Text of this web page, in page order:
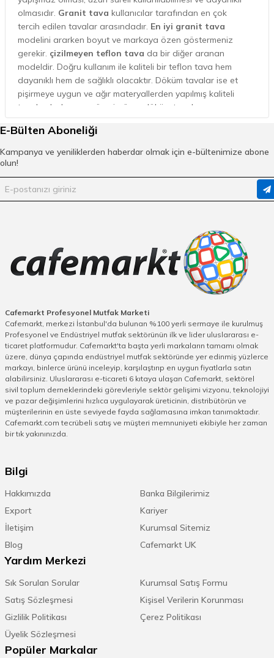
olmasıdır. Granit tava kullanıcılar tarafından en çok
tercih edilen tavalar arasındadır. En iyi granit tava
modelini ararken boyut ve markaya özen göstermeniz
gerekir. çizilmeyen teflon tava da bir diğer aranan
modeldir. Doğru kullanım ile kaliteli bir teflon tava hem
dayanıklı hem de sağlıklı olacaktır. Döküm tavalar ise et
pişirmeye uygun ve ağır materyallerden yapılmış kaliteli
tavalardır. Izgara görevi gören döküm tavalar
sayesinde yavaş ve lezzetli pişirme yapabilirsiniz.En iyi
döküm tavamarkalarını sitemizi inceleyerek
keşfedebilirsiniz. Wok tavalar da özellikle endüstriyel
derinlikleri sayesinde içerisindeki tüm ürünleri eşit ve hızlı
bir şekilde pişirir. Sürekli karıştırma ve tava sallama ile
eşit derecede pişmiş karışımlar elde edebilirsiniz.En iyi
Tavaların Kullanım Alanları
ürünlerin ideal pişebilmesi için uygun tava ve
tencere kullanmak gerekir. Kızartma, et,
tavalarda pişirmek gerekebilir. örnek olarak
patates kızartma tavasıdiğerlerinden
farklıdır. Kızartma tavası nasıl olmalı
sorusu en çok sorulan sorulardandır.
İçerisindeki tel sayesinde kızarmış
ürünlerinizi rahatlıkla tabağa alabilirsiniz.
Kızartma tavaları derin tavalardır.Krep ve
omlet tavasıda tam aksine alçak ve küçük
tavalardır. Yanmaz ve yapışmaz
tava yumurtaya eşsiz bir tat verir. En iyi
bakır tava markasını ararken kendi
standartlarınızı da göz önünde
bulundurarak seçim yapmanız gerekir.
Yanmaz yapışmaz tava önerisi almak için
811 12 23 no'lu telefondan ulaşabilirsiniz.
3'lü tava seti gibi ürünler diğerlerine oranla
daha uygun fiyatla satılmaktadır. En kaliteli
E-Bülten Aboneliği
Kampanya ve yeniliklerden haberdar olmak için e-bültenimize abone
olun!
Cafemarkt Profesyonel Mutfak Marketi
Cafemarkt, merkezi İstanbul'da bulunan %100 yerli sermaye ile kurulmuş
Profesyonel ve Endüstriyel mutfak sektörünün ilk ve lider uluslararası e-
ticaret platformudur. Cafemarkt'ta başta yerli markaların tamamı olmak
üzere, dünya çapında endüstriyel mutfak sektöründe yer edinmiş yüzlerce
markayı, binlerce ürünü inceleyip, karşılaştırıp en uygun fiyatlarla satın
alabilirsiniz. Uluslararası e-ticareti 6 kıtaya ulaşan Cafemarkt, sektörel
sivil toplum derneklerindeki görevleriyle sektör gelişimi vizyonu, teknolojiyi
ve pazar değişimlerini hızlıca uygulayarak üreticinin, distribütörün ve
müşterilerinin en üste seviyede fayda sağlamasına imkan tanımaktadır.
Cafemarkt.com tecrübeli satış ve müşteri memnuniyeti ekibiyle her zaman
bir tık yakınınızda.
Bilgi
Hakkımızda
Banka Bilgilerimiz
Export
Kariyer
İletişim
Kurumsal Sitemiz
Blog
Cafemarkt UK
Yardım Merkezi
Sık Sorulan Sorular
Kurumsal Satış Formu
Satış Sözleşmesi
Kişisel Verilerin Korunması
Gizlilik Politikası
Çerez Politikası
Üyelik Sözleşmesi
Popüler Markalar